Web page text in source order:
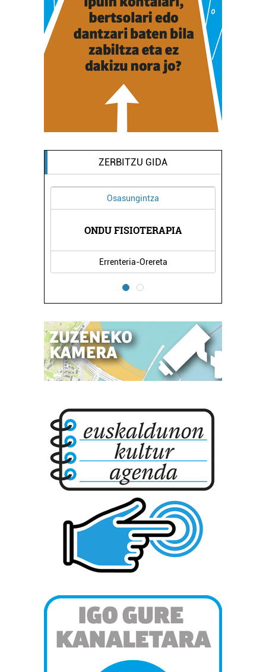
ZERBITZU GIDA
Osasungintza
ONDU FISIOTERAPIA
Errenteria-Orereta